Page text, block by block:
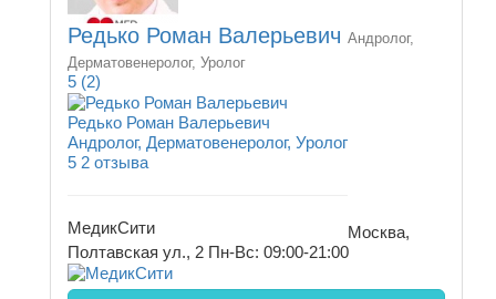
Редько Роман Валерьевич Андролог,
Дерматовенеролог, Уролог
5 (2)
Редько Роман Валерьевич
Андролог, Дерматовенеролог, Уролог
5 2 отзыва
МедикСити
Москва,
Полтавская ул., 2 Пн-Вс: 09:00-21:00